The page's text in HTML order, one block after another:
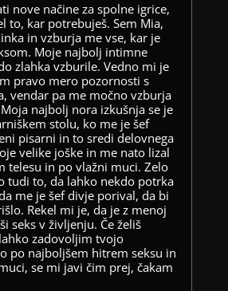
nove načine za spolne igrice,
to, kar potrebuješ. Sem Mia,
in vzburja me vse, kar je
Moje najbolj intimne
zlahka vzburile. Vedno mi je
pravo mero pozornosti s
vendar pa me močno vzburja
najbolj nora izkušnja se je
stolu, ko me je šef
pisarni in to sredi delovnega
velike joške in me nato lizal
telesu in po vlažni muci. Zelo
tudi to, da lahko nekdo potrka
me je šef divje porival, da bi
Rekel mi je, da je z menoj
seks v življenju. Če želiš
zadovoljim tvojo
po najboljšem hitrem seksu in
se mi javi čim prej, čakam